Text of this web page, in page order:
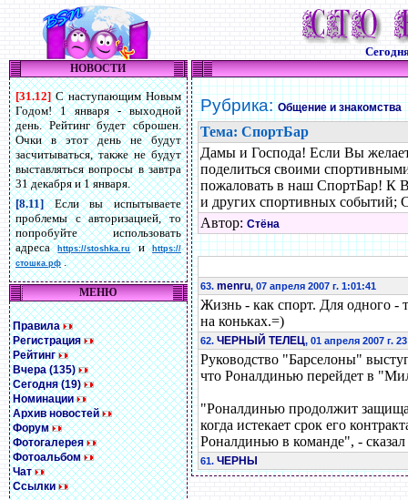
НОВОСТИ
[31.12]С наступающим Новым
Годом! 1 января - выходной
день. Рейтинг будет сброшен.
Очки в этот день не будут
засчитываться, также не будут
выставляться вопросы в завтра
31 декабря и 1 января.
[8.11]Если вы испытываете
проблемы с авторизацией, то
попробуйте использовать
адресаhttps://stoshka.ruиhttps://
стошка.рф.
МЕНЮ
Правила
Регистрация
Рейтинг
Вчера (135)
Сегодня (19)
Номинации
Архив новостей
Форум
Фотогалерея
Фотоальбом
Чат
Ссылки
Рубрика:Общение и знакомства
Тема: СпортБар
Дамы и Господа! Если Вы
поделиться своими
пожаловать в наш СпортБар! К
и других спортивных событий;
Автор: Стёна
63. menru, 07 апреля 2007 г. 1:01:41
Жизнь - как спорт. Для одного -
на коньках.=)
62. ЧЕРНЫЙ ТЕЛЕЦ, 01 апреля 2007 г.
Руководство "Барселоны"
что Роналдинью перейдет в
"Роналдинью продолжит
когда истекает срок его
Роналдинью в команде", -
61. ЧЕРНЫ